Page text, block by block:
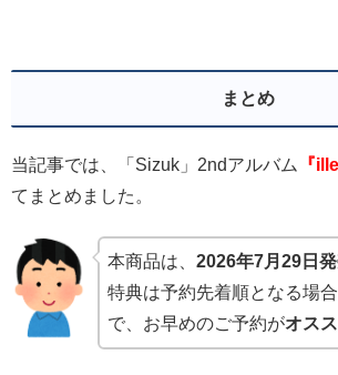
まとめ
当記事では、「Sizuk」2ndアルバム 『
てまとめました。
本商品は、2026年7月29日
特典は予約先着順となる場
で、お早めのご予約がオス